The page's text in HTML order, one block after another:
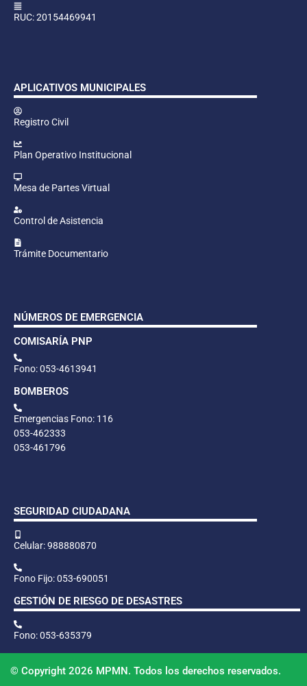
RUC: 20154469941
APLICATIVOS MUNICIPALES
Registro Civil
Plan Operativo Institucional
Mesa de Partes Virtual
Control de Asistencia
Trámite Documentario
NÚMEROS DE EMERGENCIA
COMISARÍA PNP
Fono: 053-4613941
BOMBEROS
Emergencias Fono: 116
053-462333
053-461796
SEGURIDAD CIUDADANA
Celular: 988880870
Fono Fijo: 053-690051
GESTIÓN DE RIESGO DE DESASTRES
Fono: 053-635379
© Copyright 2026 MPMN. Todos los derechos reservados.